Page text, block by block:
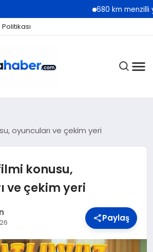
680 km menzilli yeni
oyuncuları ve çekim yeri
konusu,
ve çekim yeri
Paylaş